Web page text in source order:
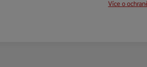
Více o